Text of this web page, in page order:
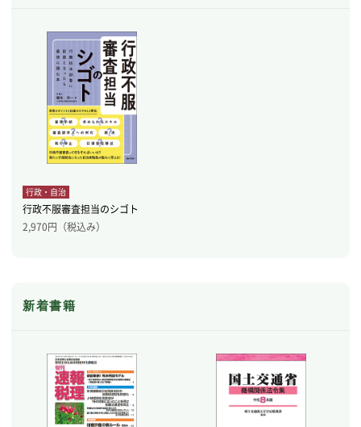
行政・自治
行政不服審査担当のシゴト
2,970円（税込み）
新着書籍